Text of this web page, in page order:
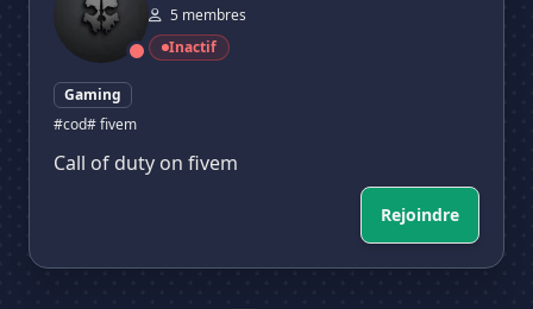
5 membres
Inactif
Gaming
#cod# fivem
Call of duty on fivem
Rejoindre